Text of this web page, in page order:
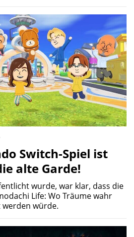
Switch-Spiel ist
alte Garde!
wurde, war klar, dass die
Life: Wo Träume wahr
würde.